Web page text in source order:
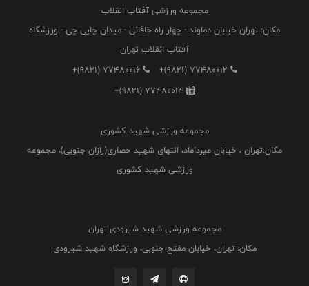
مجموعه ورزشی آفتاب انقلاب
مکان: تهران خیابان دماوند - چهار راه خاقانی - میدان چایی چی - ورزشگاه
آفتاب انقلاب تهران
+(9821) 77480012
+(9821) 77480016
+(9821) 77480014
مجموعه ورزشی شهید کشوری
مکان:تهران ، خیابان میرداماد، انتهای شهید حصاری(رازان جنوبی)، مجموعه
ورزشی شهید کشوری
مجموعه ورزشی شهید شیرودی تهران
مکان: تهران، خیابان مفتح جنوبی، ورزشگاه شهید شیرودی